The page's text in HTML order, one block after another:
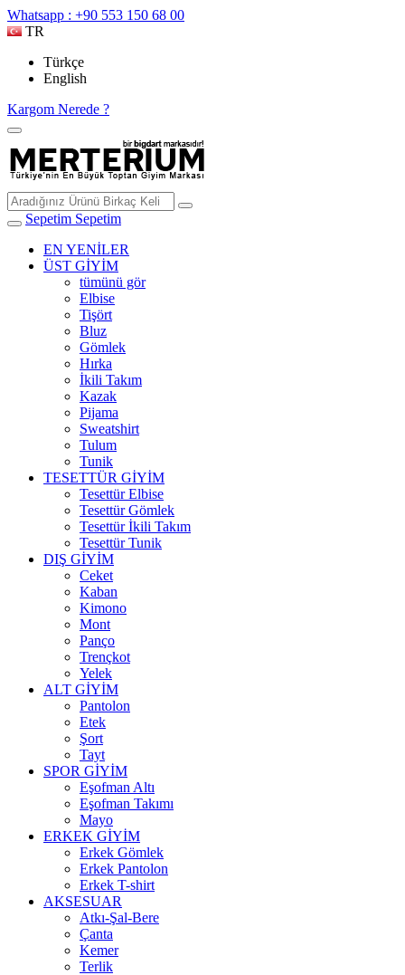
Whatsapp : +90 553 150 68 00
TR
Türkçe
English
Kargom Nerede ?
Sepetim Sepetim
EN YENİLER
ÜST GİYİM
tümünü gör
Elbise
Tişört
Bluz
Gömlek
Hırka
İkili Takım
Kazak
Pijama
Sweatshirt
Tulum
Tunik
TESETTÜR GİYİM
Tesettür Elbise
Tesettür Gömlek
Tesettür İkili Takım
Tesettür Tunik
DIŞ GİYİM
Ceket
Kaban
Kimono
Mont
Panço
Trençkot
Yelek
ALT GİYİM
Pantolon
Etek
Şort
Tayt
SPOR GİYİM
Eşofman Altı
Eşofman Takımı
Mayo
ERKEK GİYİM
Erkek Gömlek
Erkek Pantolon
Erkek T-shirt
AKSESUAR
Atkı-Şal-Bere
Çanta
Kemer
Terlik